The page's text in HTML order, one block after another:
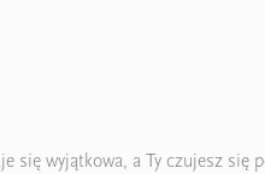
się wyjątkowa, a Ty czujesz się